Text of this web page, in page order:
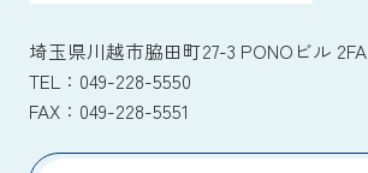
埼玉県川越市脇田町27-3 PONOビル 2FA
TEL： 049-228-5550
FAX： 049-228-5551